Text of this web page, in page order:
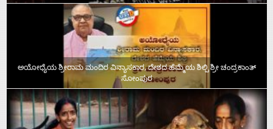
ಅಯೋಧ್ಯೆಯ ಶ್ರೀರಾಮ ಮಂದಿರ ವಿನ್ಯಾಸಕಾರ, ದೇಶದ ಹೆಮ್ಮೆಯ ಶಿಲ್ಪಿ ಶ್ರೀ ಚಂದ್ರಕಾಂತ್‌
ಸೋಂಪುರ